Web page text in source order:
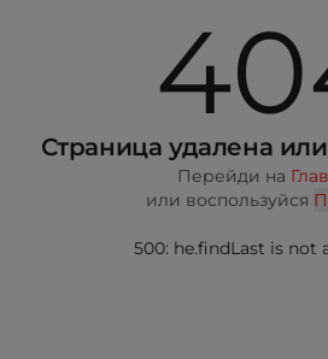
Страница удалена
Перейди на
или воспользуйся
500: he.findLast is not